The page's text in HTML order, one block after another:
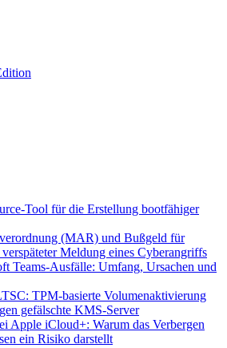
Tool für die Erstellung bootfähiger
(MAR) und Bußgeld für
Meldung eines Cyberangriffs
Teams-Ausfälle: Umfang, Ursachen und
TPM-basierte Volumenaktivierung
gefälschte KMS-Server
Apple iCloud+: Warum das Verbergen
ein Risiko darstellt